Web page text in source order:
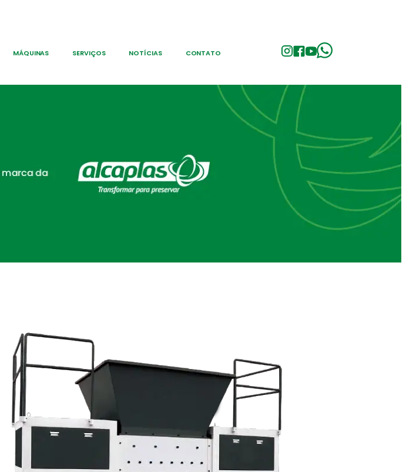
MÁQUINAS SERVIÇOS NOTÍCIAS CONTATO